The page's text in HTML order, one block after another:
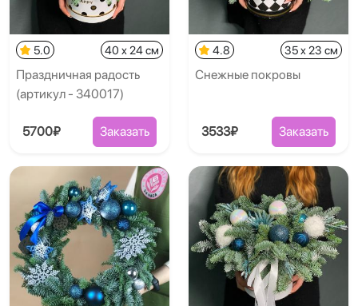
5.0 40 x 24 см
Праздничная радость
(артикул - 340017)
5700₽ Заказать
4.8 35 x 23 см
Снежные покровы
3533₽ Заказать